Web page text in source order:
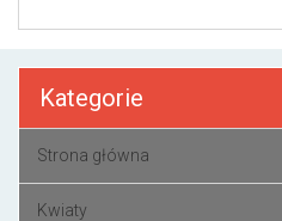
Kategorie
Strona główna
Kwiaty